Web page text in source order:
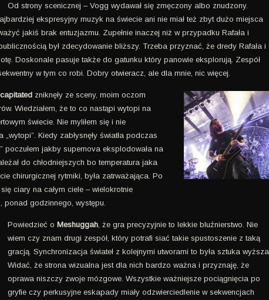
Od strony scenicznej – Vogg wydawał się zmęczony albo znudzony.
ekspresyjny muzyk na świecie ani nie miał też zbyt dużo miejsca
jakiś brak entuzjazmu. Zupełnie inaczej niż w przypadku Rafała i
był zdecydowanie bliższy. Trzeba przyznać, że dredy Rafała i
Doskonale pasuje także do gatunku który panowie eksplorują. Zespół
w tym co robi. Dobry otwieracz, ale dla mnie, nic więcej.
zniknęły ze sceny, moim oczom
Wiedziałem, że to co nastąpi wytopi na
świecie. Nie myliłem się i nie
„wytopi”. Kiedy zabłysnęły światła podczas
poczułem jakby supernova eksplodowała na
do chłodniejszych bo temperatura jaka
chirurgicznej rytmiki, była zatrważająca. Po
ciary na całym ciele – wielokrotnie
godzinnego, występu.
Powiedzieć o Meshuggah, że gra precyzyjnie to lekkie bluźnierstwo. Nie
wiem czy znam drugi zespół, który potrafi siać takie spustoszenie z taką
gracją. Synchronizacja świateł z kolejnymi utworami to była sztuka wyższa.
Widać, że strona wizualna jest dla nich bardzo ważna i przyznaję, że
oprawa niszczy zwoje mózgowe. Wszystkie ważniejsze pociągnięcia po
gryfie czy perkusyjne eskapady miały odzwierciedlenie w sekwencjach